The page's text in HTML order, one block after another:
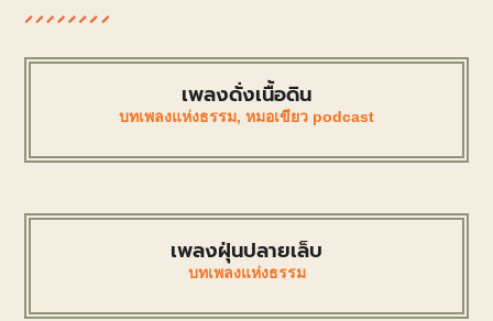
เพลงดั่งเนื้อดิน
บทเพลงแห่งธรรม, หมอเขียว podcast
เพลงฝุ่นปลายเล็บ
บทเพลงแห่งธรรม